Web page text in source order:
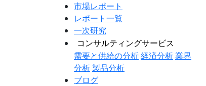
市場レポート
レポート一覧
一次研究
コンサルティングサービス
需要と供給の分析経済分析業界
分析製品分析
ブログ